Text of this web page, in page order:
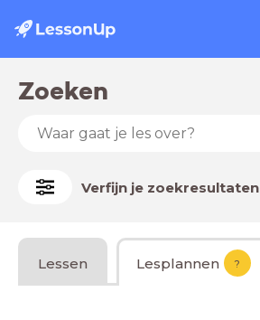
Zoeken
Verfijn je zoekresultaten
Lessen Lesplannen ?